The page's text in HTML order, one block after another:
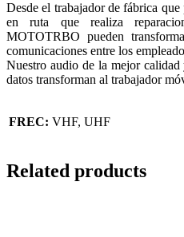
Desde el trabajador de fábrica
en ruta que realiza
MOTOTRBO pueden
comunicaciones entre los
Nuestro audio de la mejor calidad
datos transforman al trabajador
FREC: VHF, UHF
Related products